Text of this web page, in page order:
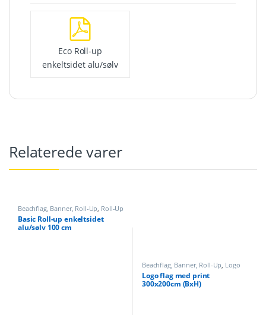
Eco Roll-up
enkeltsidet alu/sølv
Relaterede varer
Beachflag, Banner, Roll-Up Roll-Up
uden banner og print
Basic Roll-up enkeltsidet
alu/sølv 100 cm
Beachflag, Banner, Roll-Up Logo
flag med print vandret
Logo flag med print
300x200cm (BxH)